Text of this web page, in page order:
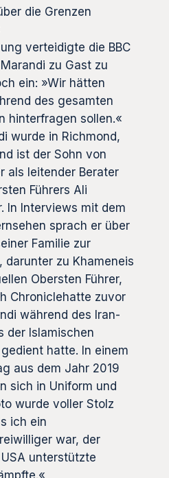
die Grenzen
verteidigte die BBC
zu Gast zu
ein: »Wir hätten
des gesamten
hinterfragen sollen.«
wurde in Richmond,
ist der Sohn von
als leitender Berater
Führers Ali
In Interviews mit dem
sprach er über
Familie zur
darunter zu Khameneis
Obersten Führer,
Chroniclehatte zuvor
während des Iran-
der Islamischen
hatte. In einem
aus dem Jahr 2019
sich in Uniform und
wurde voller Stolz
ich ein
war, der
unterstützte